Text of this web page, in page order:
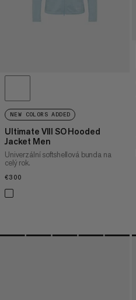
NEW COLORS ADDED
Ultimate VIII SO Hooded
Jacket Men
Univerzální softshellová bunda na
celý rok.
€300